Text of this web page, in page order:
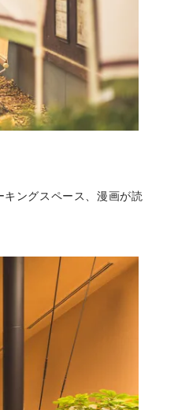
ングスペース、漫画が読